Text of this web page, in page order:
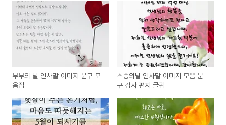
부부의 날 인사말 이미지 문구 모
음집
스승의날 인사말 이미지 모음 문
구 감사 편지 글귀